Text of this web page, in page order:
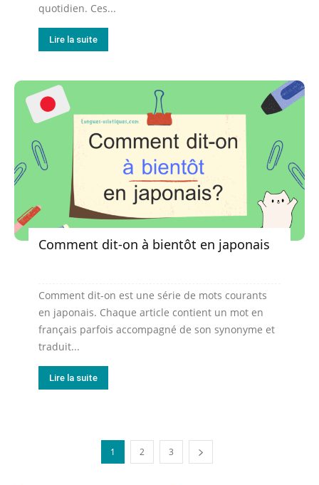
quotidien. Ces...
Lire la suite
Comment dit-on à bientôt en japonais
Comment dit-on est une série de mots courants
en japonais. Chaque article contient un mot en
français parfois accompagné de son synonyme et
traduit...
Lire la suite
1 2 3